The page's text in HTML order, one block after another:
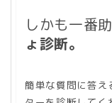
しかも一番
ょ診断。
簡単な質問に答え